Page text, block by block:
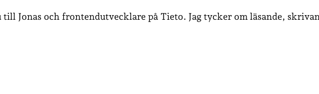
Jonas och frontendutvecklare på Tieto. Jag tycker om läsande,